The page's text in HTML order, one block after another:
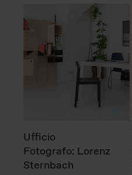
Ufficio
Fotografo: Lorenz
Sternbach